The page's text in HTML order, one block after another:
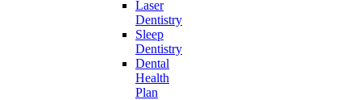
Laser
Dentistry
Sleep
Dentistry
Dental
Health
Plan